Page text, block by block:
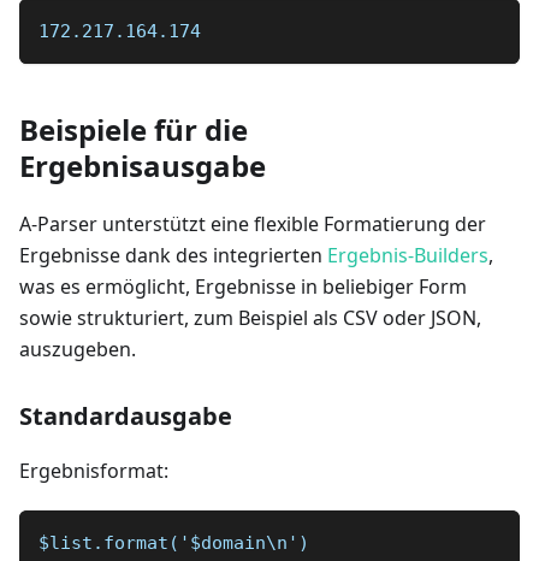
172.217.164.174
Beispiele für die
Ergebnisausgabe
A-Parser unterstützt eine flexible Formatierung der
Ergebnisse dank des integrierten Ergebnis-Builders,
was es ermöglicht, Ergebnisse in beliebiger Form
sowie strukturiert, zum Beispiel als CSV oder JSON,
auszugeben.
Standardausgabe
Ergebnisformat:
$list.format('$domain\n')